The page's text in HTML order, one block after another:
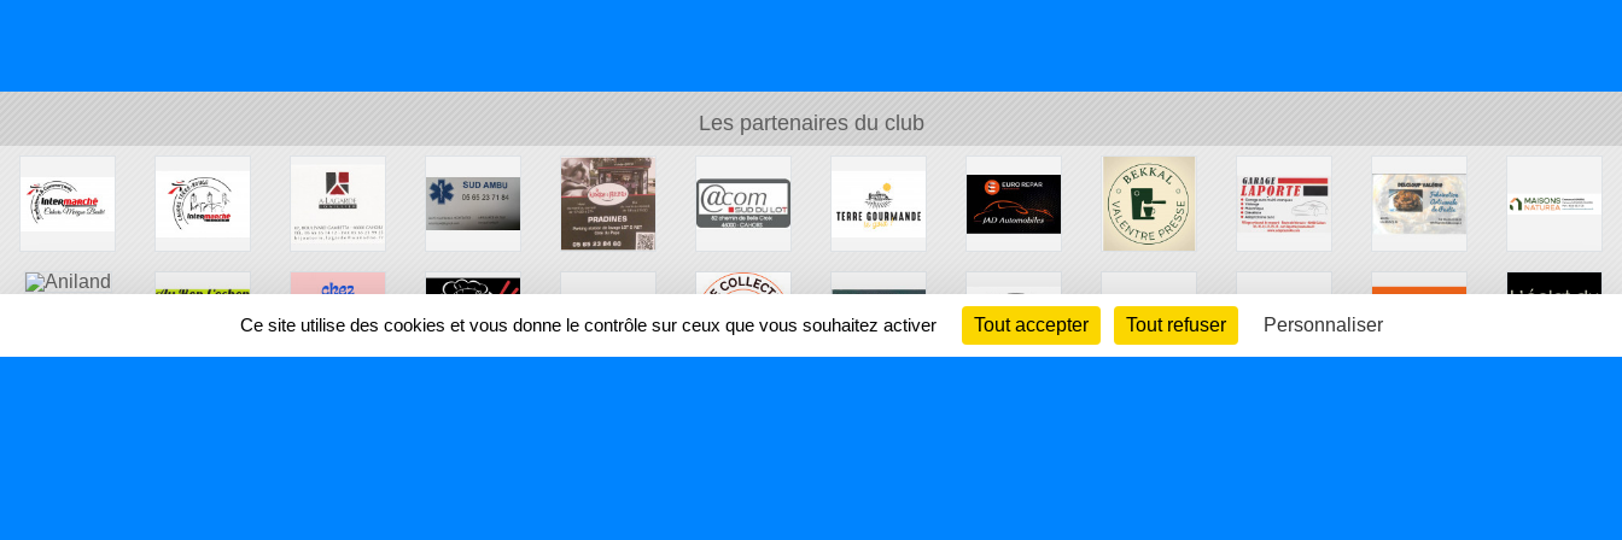
Les partenaires du club
Ce site utilise des cookies et vous donne le contrôle sur ceux que vous souhaitez activer Tout accepter Tout refuser Personnaliser